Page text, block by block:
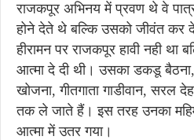
राजकपूर अभिनय में प्रवण थे वे
होने देते थे बल्कि उसको जीवंत कर
हीरामन पर राजकपूर हावी नही था
आत्मा दे दी थी। उसका डकडू
खोजना, गीतगाता गाडीवान, सरल
तक ले जाते हैं। इस तरह उनका
आत्मा में उतर गया।